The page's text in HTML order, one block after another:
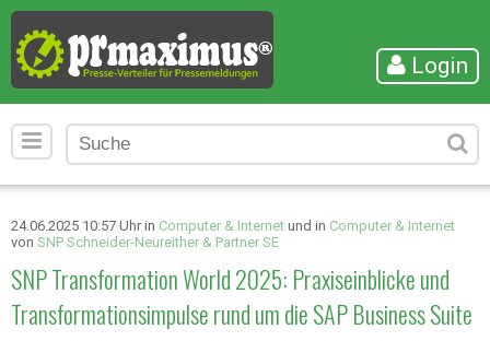
Login
24.06.2025 10:57 Uhr in Computer & Internet und in Computer & Internet
von SNP Schneider-Neureither & Partner SE
SNP Transformation World 2025: Praxiseinblicke und
Transformationsimpulse rund um die SAP Business Suite